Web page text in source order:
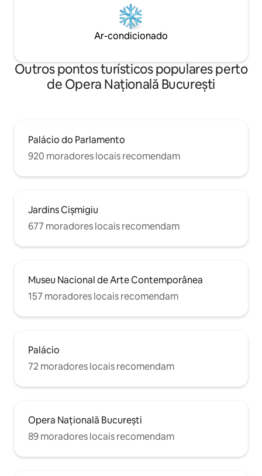
Ar-condicionado
Outros pontos turísticos populares perto
de Opera Națională București
Palácio do Parlamento
920 moradores locais recomendam
Jardins Cișmigiu
677 moradores locais recomendam
Museu Nacional de Arte Contemporânea
157 moradores locais recomendam
Palácio
72 moradores locais recomendam
Opera Națională București
89 moradores locais recomendam